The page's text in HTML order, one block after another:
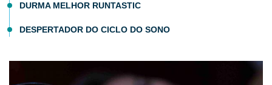
DURMA MELHOR RUNTASTIC
DESPERTADOR DO CICLO DO SONO